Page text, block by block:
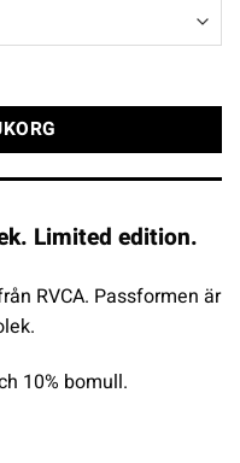
Limited edition.
RVCA. Passformen är
10% bomull.